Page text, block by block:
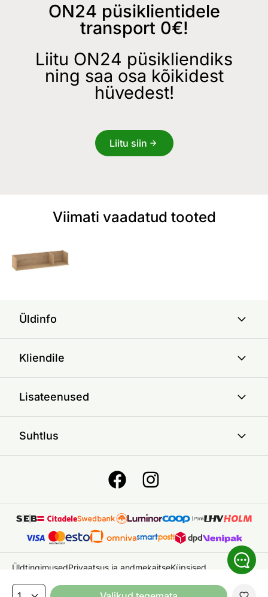
ON24 püsiklientidele
transport 0€!
Liitu ON24 püsikliendiks
ning saa osa kõikidest
hüvedest!
Liitu siin
Viimati vaadatud tooted
Üldinfo
Kliendile
Lisateenused
Suhtlus
ÜldtingimusedPrivaatsus ja andmekaitseKüpsised